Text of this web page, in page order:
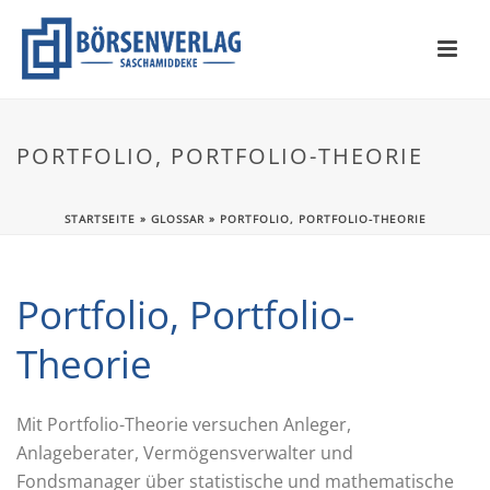
PORTFOLIO, PORTFOLIO-THEORIE
STARTSEITE » GLOSSAR» PORTFOLIO, PORTFOLIO-THEORIE
Portfolio, Portfolio-
Theorie
Mit Portfolio-Theorie versuchen Anleger,
Anlageberater, Vermögensverwalter und
Fondsmanager über statistische und mathematische